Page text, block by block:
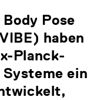
Pose
haben
Planck-
ein